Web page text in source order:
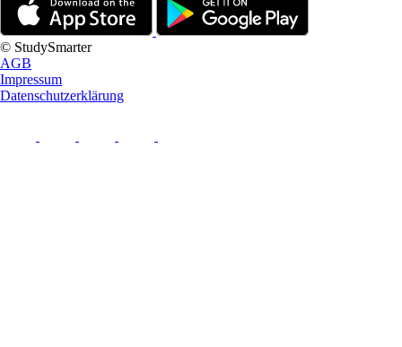
© StudySmarter
AGB
Impressum
Datenschutzerklärung